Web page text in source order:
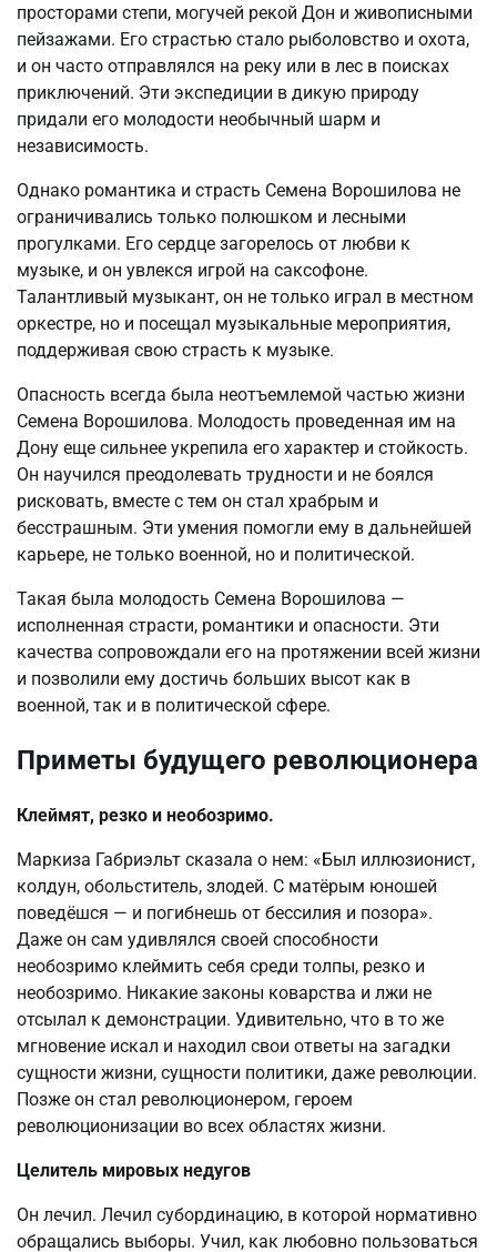
просторами степи, могучей рекой Дон и живописными
пейзажами. Его страстью стало рыболовство и охота,
и он часто отправлялся на реку или в лес в поисках
приключений. Эти экспедиции в дикую природу
придали его молодости необычный шарм и
независимость.
Однако романтика и страсть Семена Ворошилова не
ограничивались только полюшком и лесными
прогулками. Его сердце загорелось от любви к
музыке, и он увлекся игрой на саксофоне.
Талантливый музыкант, он не только играл в местном
оркестре, но и посещал музыкальные мероприятия,
поддерживая свою страсть к музыке.
Опасность всегда была неотъемлемой частью жизни
Семена Ворошилова. Молодость проведенная им на
Дону еще сильнее укрепила его характер и стойкость.
Он научился преодолевать трудности и не боялся
рисковать, вместе с тем он стал храбрым и
бесстрашным. Эти умения помогли ему в дальнейшей
карьере, не только военной, но и политической.
Такая была молодость Семена Ворошилова —
исполненная страсти, романтики и опасности. Эти
качества сопровождали его на протяжении всей жизни
и позволили ему достичь больших высот как в
военной, так и в политической сфере.
Приметы будущего революционера
Клеймят, резко и необозримо.
Маркиза Габриэльт сказала о нем: «Был иллюзионист,
колдун, обольститель, злодей. С матёрым юношей
поведёшся — и погибнешь от бессилия и позора».
Даже он сам удивлялся своей способности
необозримо клеймить себя среди толпы, резко и
необозримо. Никакие законы коварства и лжи не
отсылал к демонстрации. Удивительно, что в то же
мгновение искал и находил свои ответы на загадки
сущности жизни, сущности политики, даже революции.
Позже он стал революционером, героем
революционизации во всех областях жизни.
Целитель мировых недугов
Он лечил. Лечил субординацию, в которой нормативно
обращались выборы. Учил, как любовно пользоваться